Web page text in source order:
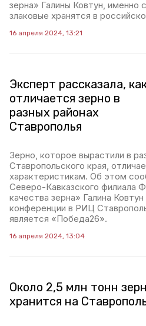
зерна» Галины Ковтун, именно
злаковые хранятся в
16 апреля 2024, 13:21
Эксперт рассказала,
отличается зерно в
разных районах
Ставрополья
Зерно, которое вырастили в
Ставропольского края,
характеристикам. Об этом
Северо-Кавказского филиала
качества зерна» Галина
конференции в РИЦ
является «Победа26».
16 апреля 2024, 13:04
Около 2,5 млн тонн
хранится на